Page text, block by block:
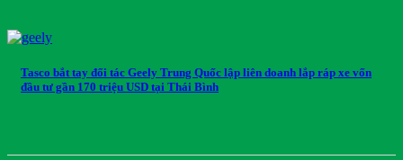
Tasco bắt tay đối tác Geely Trung Quốc lập liên doanh lắp ráp xe vốn
đầu tư gần 170 triệu USD tại Thái Bình